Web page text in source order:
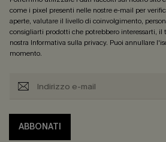
come i pixel presenti nelle nostre e-mail per
aperte, valutare il livello di coinvolgimento,
consigliarti prodotti che potrebbero interessarti, il
nostra Informativa sulla privacy. Puoi annullare
momento.
ABBONATI